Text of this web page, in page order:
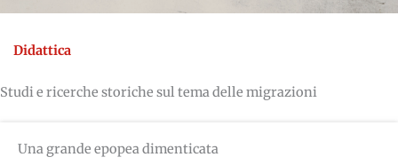
Studi e ricerche storiche sul tema delle migrazioni
Una grande epopea dimenticata
Didattica